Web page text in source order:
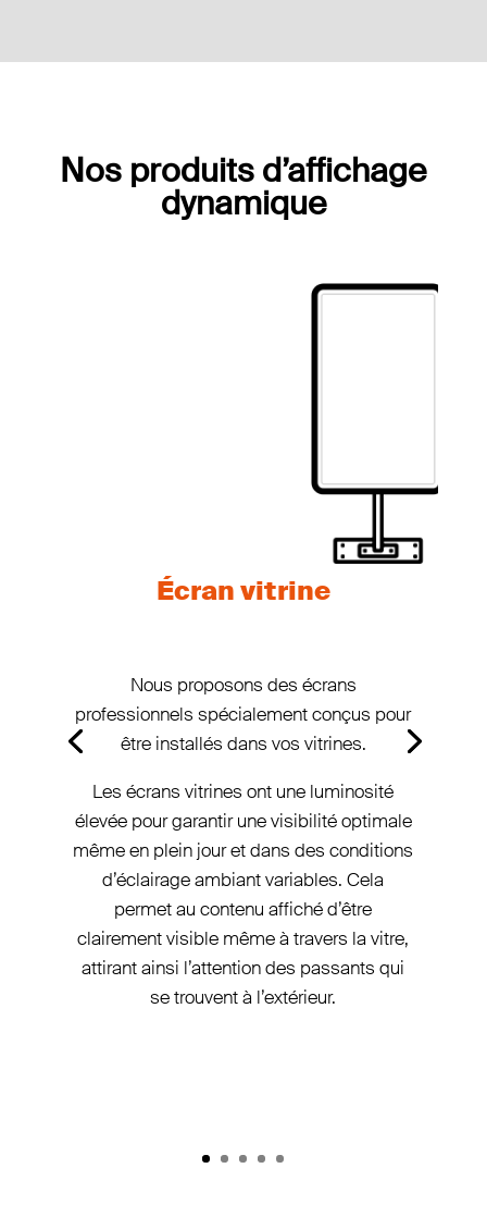
Nos produits d’affichage
dynamique
Écran vitrine
Nous proposons des écrans
professionnels spécialement conçus pour
être installés dans vos vitrines.
Les écrans vitrines ont une luminosité
élevée pour garantir une visibilité optimale
même en plein jour et dans des conditions
d’éclairage ambiant variables. Cela
permet au contenu affiché d’être
clairement visible même à travers la vitre,
attirant ainsi l’attention des passants qui
se trouvent à l’extérieur.